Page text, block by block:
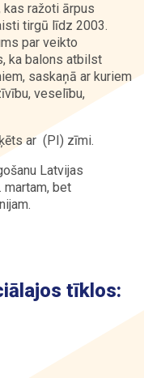
ražoti ārpus
tirgū līdz 2003.
par veikto
ka balons atbilst
saskaņā ar kuriem
veselību,
ar (PI) zīmi.
Latvijas
bet
tīklos: